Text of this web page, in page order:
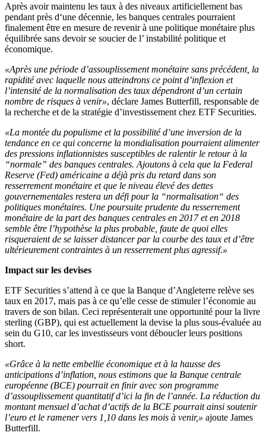
Après avoir maintenu les taux à des niveaux artificiellement bas
pendant près d‘une décennie, les banques centrales pourraient
finalement être en mesure de revenir à une politique monétaire plus
équilibrée sans devoir se soucier de l’ instabilité politique et
économique.
«Après une période d’assouplissement monétaire sans précédent, la
rapidité avec laquelle nous atteindrons ce point d’inflexion et
l’intensité de la normalisation des taux dépendront d’un certain
nombre de risques à venir», déclare James Butterfill, responsable de
la recherche et de la stratégie d’investissement chez ETF Securities.
«La montée du populisme et la possibilité d’une inversion de la
tendance en ce qui concerne la mondialisation pourraient alimenter
des pressions inflationnistes susceptibles de ralentir le retour à la
“normale” des banques centrales. Ajoutons à cela que la Federal
Reserve (Fed) américaine a déjà pris du retard dans son
resserrement monétaire et que le niveau élevé des dettes
gouvernementales restera un défi pour la “normalisation“ des
politiques monétaires. Une poursuite prudente du resserrement
monétaire de la part des banques centrales en 2017 et en 2018
semble être l’hypothèse la plus probable, faute de quoi elles
risqueraient de se laisser distancer par la courbe des taux et d’être
ultérieurement contraintes à un resserrement plus agressif.»
Impact sur les devises
ETF Securities s’attend à ce que la Banque d’Angleterre relève ses
taux en 2017, mais pas à ce qu’elle cesse de stimuler l’économie au
travers de son bilan. Ceci représenterait une opportunité pour la livre
sterling (GBP), qui est actuellement la devise la plus sous-évaluée au
sein du G10, car les investisseurs vont déboucler leurs positions
short.
«Grâce à la nette embellie économique et à la hausse des
anticipations d’inflation, nous estimons que la Banque centrale
européenne (BCE) pourrait en finir avec son programme
d’assouplissement quantitatif d’ici la fin de l’année. La réduction du
montant mensuel d’achat d’actifs de la BCE pourrait ainsi soutenir
l’euro et le ramener vers 1,10 dans les mois à venir,» ajoute James
Butterfill.